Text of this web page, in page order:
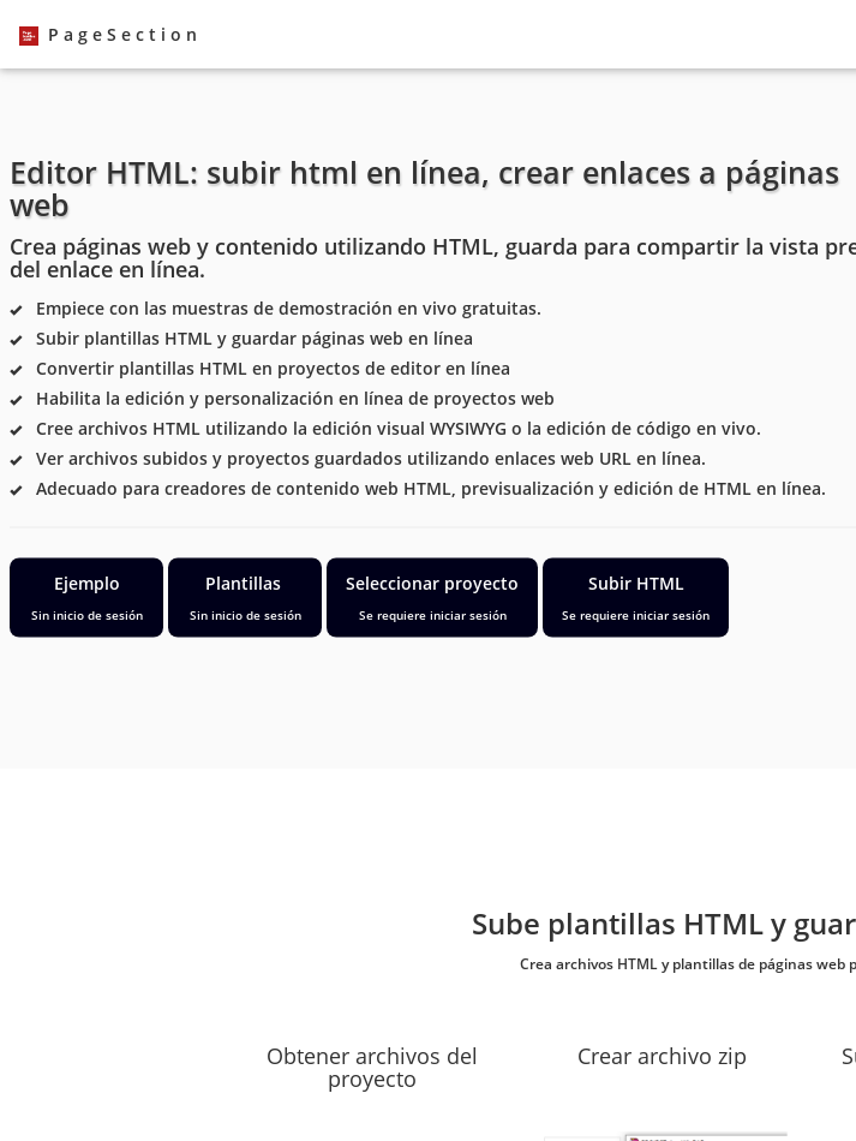
PageSection
Editor HTML: subir html en línea, crear enlaces a páginas
web
Crea páginas web y contenido utilizando HTML, guarda para compartir la vista
del enlace en línea.
Empiece con las muestras de demostración en vivo gratuitas.
Subir plantillas HTML y guardar páginas web en línea
Convertir plantillas HTML en proyectos de editor en línea
Habilita la edición y personalización en línea de proyectos web
Cree archivos HTML utilizando la edición visual WYSIWYG o la edición de código en vivo.
Ver archivos subidos y proyectos guardados utilizando enlaces web URL en línea.
Adecuado para creadores de contenido web HTML, previsualización y edición de HTML en línea.
Ejemplo
Sin inicio de sesión
Plantillas
Sin inicio de sesión
Seleccionar proyecto
Se requiere iniciar sesión
Subir HTML
Se requiere iniciar sesión
Sube plantillas HTML y
Crea archivos HTML y plantillas de páginas
Obtener archivos del
proyecto
Crear archivo zip